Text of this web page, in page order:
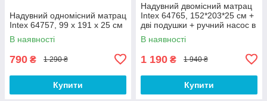
Надувний одномісний матрац
Intex 64757, 99 x 191 x 25 см
В наявності
790 ₴ 1 290 ₴
Купити
Надувний двомісний матрац
Intex 64765, 152*203*25 см +
дві подушки + ручний насос в
подарунок
В наявності
1 190 ₴ 1 940 ₴
Купити